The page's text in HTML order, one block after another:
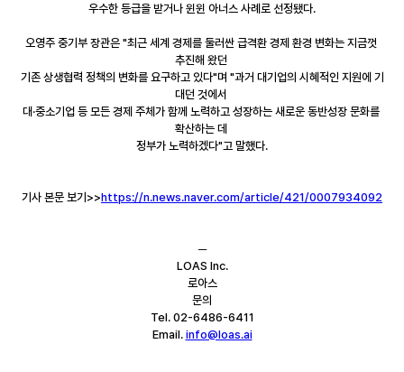
우수한 등급을 받거나 윈윈 아너스 사례로 선정됐다.
오영주 중기부 장관은 "최근 세계 경제를 둘러싼 급격환 경제 환경 변화는 지금껏
추진해 왔던
기존 상생협력 정책의 변화를 요구하고 있다"며 "과거 대기업의 시혜적인 지원에 기
대던 것에서
대·중소기업 등 모든 경제 주체가 함께 노력하고 성장하는 새로운 동반성장 문화를
확산하는 데
정부가 노력하겠다"고 말했다.
기사 본문 보기>>https://n.news.naver.com/article/421/0007934092
─
LOAS Inc.
로아스
문의
Tel. 02-6486-6411
Email. info@loas.ai